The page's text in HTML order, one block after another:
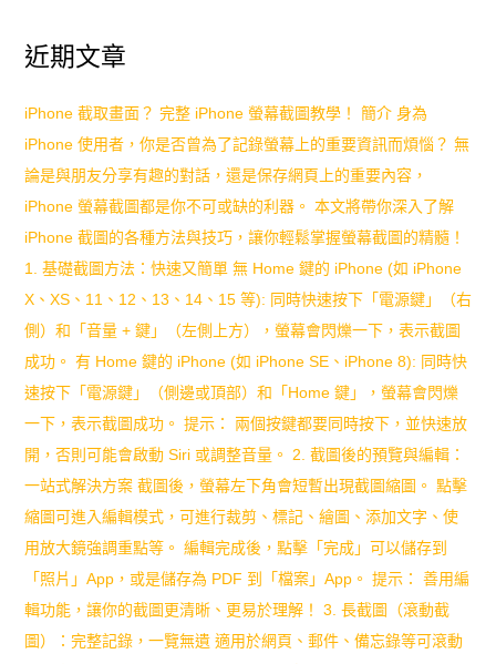
管
理
技
巧：
高
效
5
步
驟
+心
法，
完
整
教
學
近期文章
iPhone 截取畫面？ 完整 iPhone 螢幕截圖教學！ 簡介 身為
iPhone 使用者，你是否曾為了記錄螢幕上的重要資訊而煩惱？ 無
論是與朋友分享有趣的對話，還是保存網頁上的重要內容，
iPhone 螢幕截圖都是你不可或缺的利器。 本文將帶你深入了解
iPhone 截圖的各種方法與技巧，讓你輕鬆掌握螢幕截圖的精髓！
1. 基礎截圖方法：快速又簡單 無 Home 鍵的 iPhone (如 iPhone
X、XS、11、12、13、14、15 等): 同時快速按下「電源鍵」（右
側）和「音量 + 鍵」（左側上方），螢幕會閃爍一下，表示截圖
成功。 有 Home 鍵的 iPhone (如 iPhone SE、iPhone 8): 同時快
速按下「電源鍵」（側邊或頂部）和「Home 鍵」，螢幕會閃爍
一下，表示截圖成功。 提示： 兩個按鍵都要同時按下，並快速放
開，否則可能會啟動 Siri 或調整音量。 2. 截圖後的預覽與編輯：
一站式解決方案 截圖後，螢幕左下角會短暫出現截圖縮圖。 點擊
縮圖可進入編輯模式，可進行裁剪、標記、繪圖、添加文字、使
用放大鏡強調重點等。 編輯完成後，點擊「完成」可以儲存到
「照片」App，或是儲存為 PDF 到「檔案」App。 提示： 善用編
輯功能，讓你的截圖更清晰、更易於理解！ 3. 長截圖（滾動截
圖）：完整記錄，一覽無遺 適用於網頁、郵件、備忘錄等可滾動